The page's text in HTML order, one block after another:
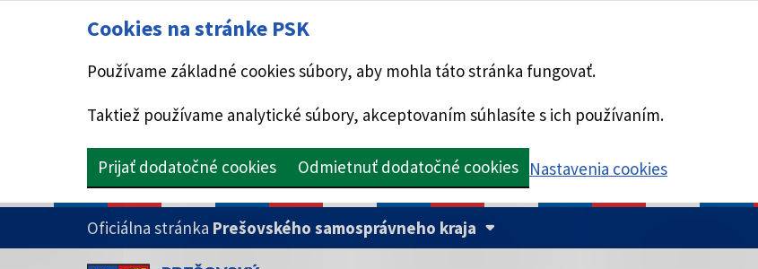
Cookies na stránke PSK
Používame základné cookies súbory, aby mohla táto stránka fungovať.
Taktiež používame analytické súbory, akceptovaním súhlasíte s ich používaním.
Prijať dodatočné cookies Odmietnuť dodatočné cookies Nastavenia cookies
PRESKOČIŤ NA HLAVNÝ OBSAH
Oficiálna stránka Prešovského samosprávneho kraja